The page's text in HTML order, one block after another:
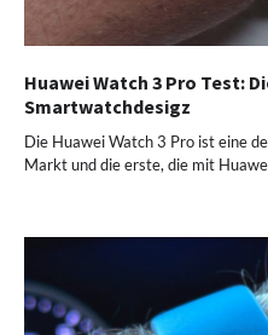
Huawei Watch 3 Pro Test:
Smartwatchdesigz
Die Huawei Watch 3 Pro ist eine
Markt und die erste, die mit